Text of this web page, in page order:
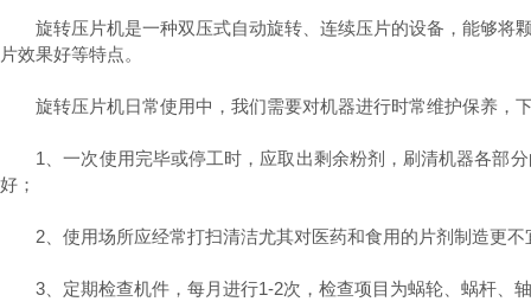
旋转压片机是一种双压式自动旋转、连续压片的设备，能够将
片效果好等特点。
旋转压片机日常使用中，我们需要对机器进行时常维护保养，
1、一次使用完毕或停工时，应取出剩余粉剂，刷清机器各部分
好；
2、使用场所应经常打扫清洁尤其对医药和食用的片剂制造更不
3、定期检查机件，每月进行1-2次，检查项目为蜗轮、蜗杆、